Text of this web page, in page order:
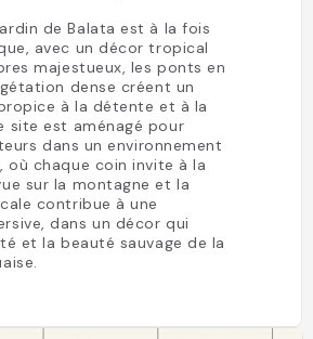
de Balata est à la fois
avec un décor tropical
majestueux, les ponts en
dense créent un
à la détente et à la
site est aménagé pour
dans un environnement
où chaque coin invite à la
sur la montagne et la
contribue à une
dans un décor qui
et la beauté sauvage de la